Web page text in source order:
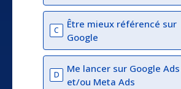
C
Être mieux référencé sur
Google
D
Me lancer sur Google Ads
et/ou Meta Ads